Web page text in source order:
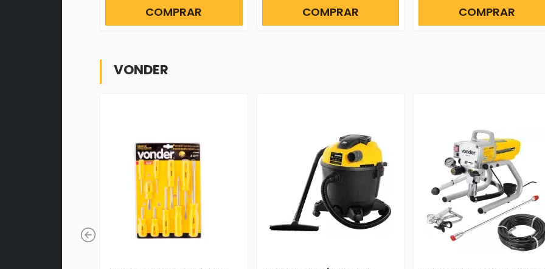
COMPRAR COMPRAR COMPRAR
VONDER